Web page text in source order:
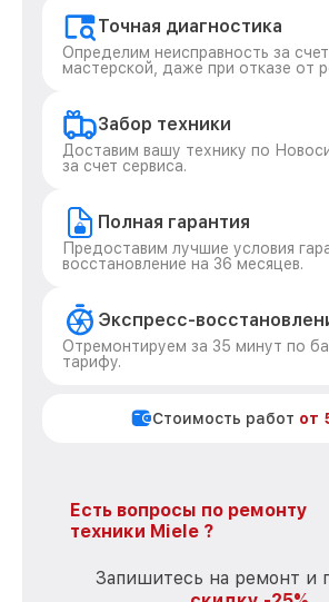
Точная диагностика
Определим неисправность за счет
мастерской, даже при отказе от
Забор техники
Доставим вашу технику по
за счет сервиса.
Полная гарантия
Предоставим лучшие условия
восстановление на 36 месяцев.
Экспресс-
Отремонтируем за 35 минут по
тарифу.
Стоимость работ от
Есть вопросы по ремонту
техники Miele ?
Запишитесь на ремонт и